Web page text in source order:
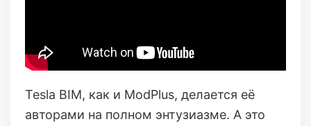
Tesla BIM, как и ModPlus, делается её
авторами на полном энтузиазме. А это